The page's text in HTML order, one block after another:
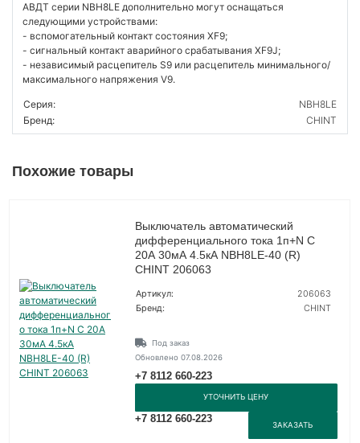
АВДТ серии NBH8LE дополнительно могут оснащаться
следующими устройствами:
- вспомогательный контакт состояния XF9;
- сигнальный контакт аварийного срабатывания XF9J;
- независимый расцепитель S9 или расцепитель минимального/
максимального напряжения V9.
Серия:
NBH8LE
Бренд:
CHINT
Похожие товары
Выключатель автоматический
дифференциального тока 1п+N C
20А 30мА 4.5кА NBH8LE-40 (R)
CHINT 206063
Артикул:
206063
Бренд:
CHINT
Под заказ
Обновлено 07.08.2026
+7 8112 660-223
УТОЧНИТЬ ЦЕНУ
+7 8112 660-223
ЗАКАЗАТЬ